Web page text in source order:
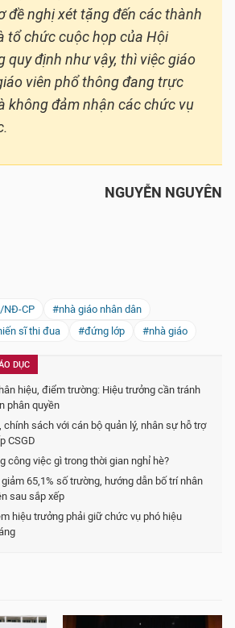
đề nghị xét tặng đến các thành
tổ chức cuộc họp của Hội
quy định như vậy, thì việc giáo
viên phổ thông đang trực
không đảm nhận các chức vụ
NGUYỄN NGUYÊN
NĐ-CP
#nhà giáo nhân dân
sĩ thi đua #đứng lớp #nhà giáo
DỤC
hiệu, điểm trường: Hiệu trưởng cần tránh
phân quyền
chính sách với cán bộ quản lý, nhân sự hỗ trợ
CSGD
công việc gì trong thời gian nghỉ hè?
65,1% số trường, hướng dẫn bố trí nhân
sau sắp xếp
hiệu trưởng phải giữ chức vụ phó hiệu